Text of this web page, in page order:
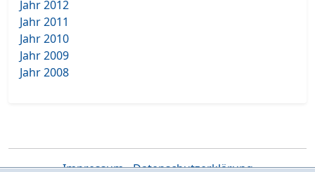
Jahr 2012
Jahr 2011
Jahr 2010
Jahr 2009
Jahr 2008
Impressum-Datenschutzerklärung